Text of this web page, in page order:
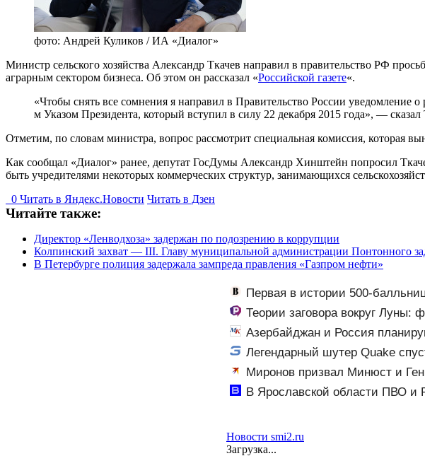
фото: Андрей Куликов / ИА «Диалог»
Министр сельского хозяйства Александр Ткачев направил в правительство РФ
аграрным сектором бизнеса. Об этом он рассказал «Российской газете«.
«Чтобы снять все сомнения я направил в Правительство России
м Указом Президента, который вступил в силу 22 декабря 2015 года», — сказал
Отметим, по словам министра, вопрос рассмотрит специальная комиссия, которая
Как сообщал «Диалог» ранее, депутат ГосДумы Александр Хинштейн попросил
быть учредителями некоторых коммерческих структур, занимающихся
0 Читать в Яндекс.Новости Читать в Дзен
Читайте также:
Директор «Ленводхоза» задержан по подозрению в коррупции
Колпинский захват — III. Главу муниципальной администрации Понтонного
В Петербурге полиция задержала зампреда правления «Газпром нефти»
Первая в истории 500-
Теории заговора вокруг Луны:
Азербайджан и Россия
Легендарный шутер Quake
разработчиков Wolfenstein
Миронов призвал Минюст и
В Ярославской области ПВО и
Новости smi2.ru
Загрузка...